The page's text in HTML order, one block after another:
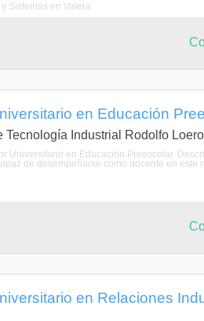
Sistemas en Valera
en Educación
Tecnología Industrial Rodolfo
Universitario en Educación Preescolar.
de desempeñarse como docente en
en Relaciones